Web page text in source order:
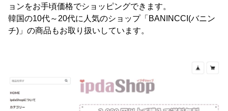
ョンをお手頃価格でショッピングできます。
韓国の10代～20代に人気のショップ「BANINCCI(バニン
チ)」の商品もお取り扱いしています。